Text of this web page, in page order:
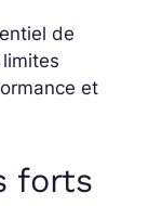
de
et
forts